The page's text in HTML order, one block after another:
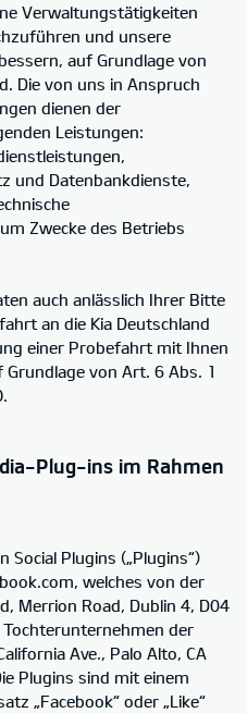
Verwaltungstätigkeiten
und unsere
auf Grundlage von
Die von uns in Anspruch
dienen der
Leistungen:
und Datenbankdienste,
Zwecke des Betriebs
auch anlässlich Ihrer Bitte
an die Kia Deutschland
einer Probefahrt mit Ihnen
von Art. 6 Abs. 1
Plug-ins im Rahmen
Social Plugins („Plugins“)
welches von der
Merrion Road, Dublin 4, D04
Tochterunternehmen der
Ave., Palo Alto, CA
Plugins sind mit einem
„Facebook“ oder „Like“